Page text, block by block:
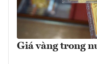
Giá vàng trong